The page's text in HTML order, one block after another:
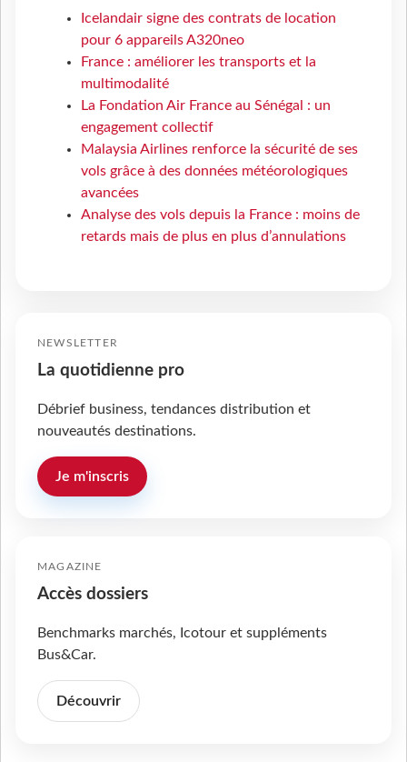
Icelandair signe des contrats de location
pour 6 appareils A320neo
France : améliorer les transports et la
multimodalité
La Fondation Air France au Sénégal : un
engagement collectif
Malaysia Airlines renforce la sécurité de ses
vols grâce à des données météorologiques
avancées
Analyse des vols depuis la France : moins de
retards mais de plus en plus d’annulations
NEWSLETTER
La quotidienne pro
Débrief business, tendances distribution et
nouveautés destinations.
Je m'inscris
MAGAZINE
Accès dossiers
Benchmarks marchés, Icotour et suppléments
Bus&Car.
Découvrir